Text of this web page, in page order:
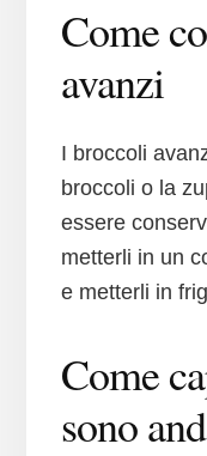
Come
avanzi
I broccoli
broccoli o la
essere
metterli in un
e metterli in
Come
sono